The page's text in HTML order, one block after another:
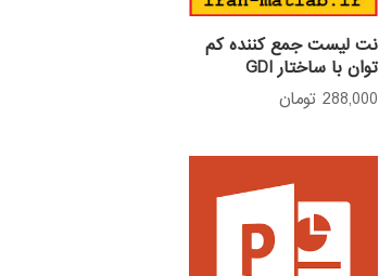
نت لیست جمع کننده کم
توان با ساختار GDI
288,000 تومان